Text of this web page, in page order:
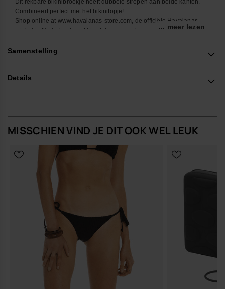
Combineert perfect met het bikinitopje!
Shop online at www.havaianas-store.com, de officiële Havaianas-
winkel in Nederland, en til je stijl naar een hoger niveau.... meer lezen
Samenstelling
Details
MISSCHIEN VIND JE DIT OOK WEL LEUK